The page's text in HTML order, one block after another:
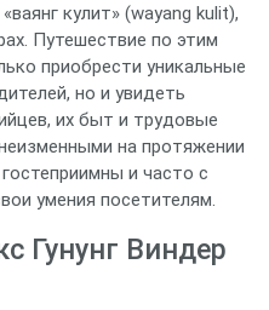
кулит» (wayang kulit),
Путешествие по этим
приобрести уникальные
но и увидеть
их быт и трудовые
на протяжении
и часто с
умения посетителям.
Гунунг Виндер